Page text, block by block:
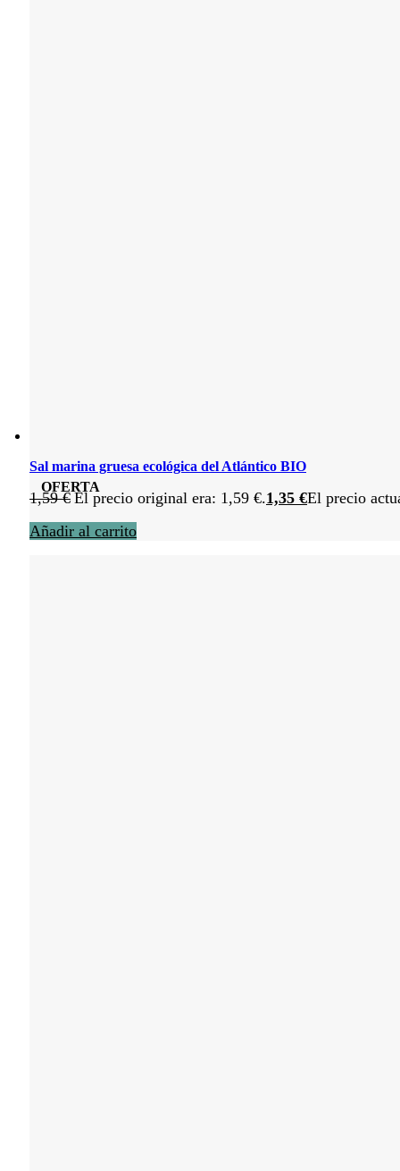
OFERTA
Sal marina gruesa ecológica del Atlántico BIO
1,59€ El precio original era: 1,59 €.1,35 €El precio
Añadir al carrito